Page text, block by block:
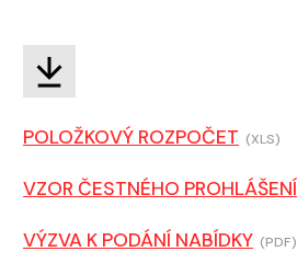
POLOŽKOVÝ ROZPOČET (XLS)
VZOR ČESTNÉHO PROHLÁŠENÍ
VÝZVA K PODÁNÍ NABÍDKY (PDF)